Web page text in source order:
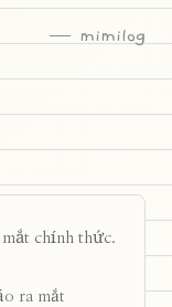
— mimilog
chính thức.
ra mắt